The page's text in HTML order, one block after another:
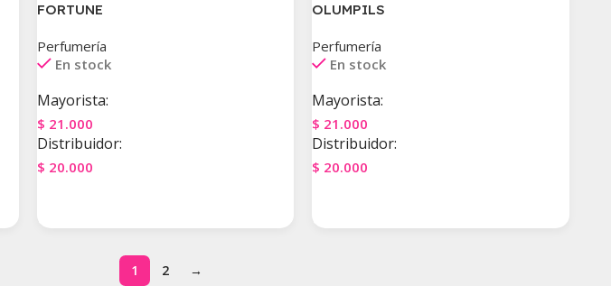
FORTUNE
Perfumería
En stock
Mayorista:
$ 21.000
Distribuidor:
$ 20.000
OLUMPILS
Perfumería
En stock
Mayorista:
$ 21.000
Distribuidor:
$ 20.000
1 2 →